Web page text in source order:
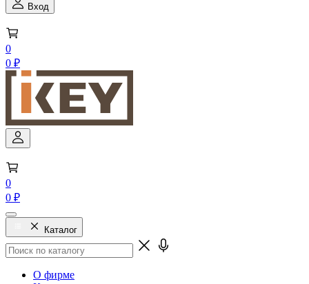
Вход
0
0 ₽
0
0 ₽
Каталог
О фирме